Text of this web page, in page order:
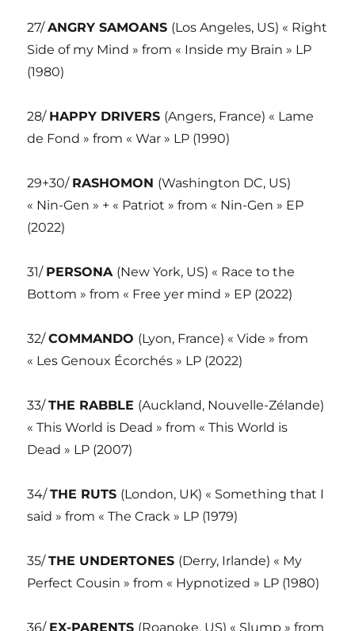
27/ANGRY SAMOANS (Los Angeles, US) « Right
Side of my Mind » from « Inside my Brain » LP
(1980)
28/ HAPPY DRIVERS (Angers, France) « Lame
de Fond » from « War » LP (1990)
29+30/ RASHOMON (Washington DC, US)
« Nin-Gen » + « Patriot » from « Nin-Gen » EP
(2022)
31/ PERSONA (New York, US) « Race to the
Bottom » from « Free yer mind » EP (2022)
32/COMMANDO (Lyon, France) « Vide » from
« Les Genoux Écorchés » LP (2022)
33/THE RABBLE (Auckland, Nouvelle-Zélande)
« This World is Dead » from « This World is
Dead » LP (2007)
34/THE RUTS (London, UK) « Something that I
said » from « The Crack » LP (1979)
35/THE UNDERTONES (Derry, Irlande) « My
Perfect Cousin » from « Hypnotized » LP (1980)
36/ EX-PARENTS (Roanoke, US) « Slump » from